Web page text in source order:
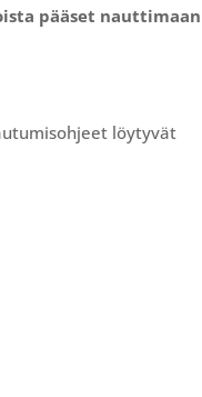
pääset nauttimaan
löytyvät